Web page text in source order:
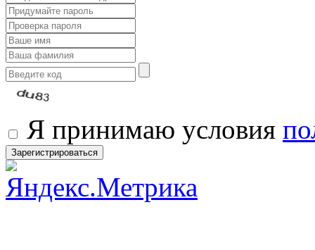
Я принимаю условия